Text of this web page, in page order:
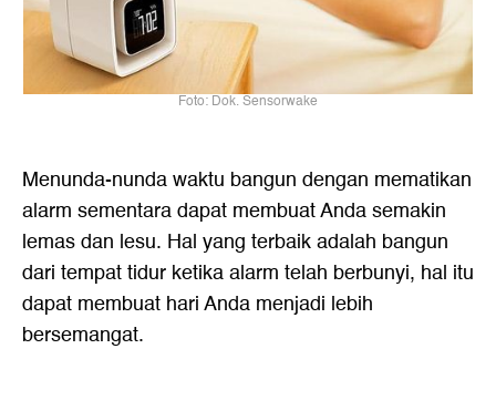
Foto: Dok. Sensorwake
Menunda-nunda waktu bangun dengan mematikan
alarm sementara dapat membuat Anda semakin
lemas dan lesu. Hal yang terbaik adalah bangun
dari tempat tidur ketika alarm telah berbunyi, hal itu
dapat membuat hari Anda menjadi lebih
bersemangat.